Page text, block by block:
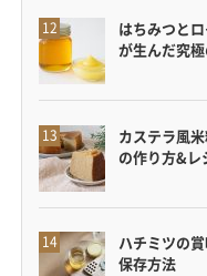
はちみつと
が生んだ究
カステラ風
の作り方&レ
ハチミツの
保存方法